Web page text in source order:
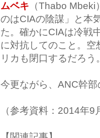
ムベキ （Thabo
のはCIAの陰謀」と本
た。確かにCIAは冷戦
に対抗してのこと。
リカも閉口するだろう
今更ながら、ANC幹
（参考資料：2014年